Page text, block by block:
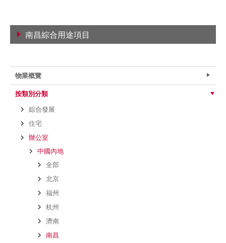
南昌綜合用途項目
物業概覽
按類別分類
綜合發展
住宅
辦公室
中國內地
全部
北京
福州
杭州
濟南
南昌